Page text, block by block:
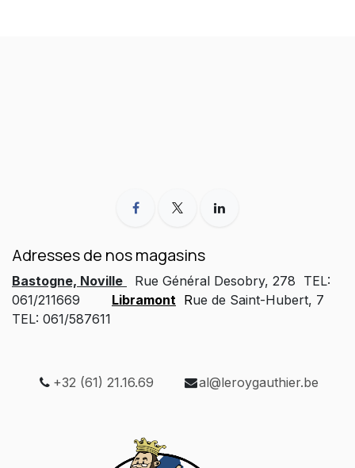
Adresses de nos magasins
Bastogne, Noville
Rue Général Desobry, 278 TEL:
061/211669
Libramont Rue de Saint-Hubert, 7
TEL: 061/587611
+32 (61) 21.16.69 al@leroygauthier.be